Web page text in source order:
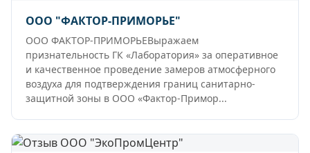
ООО "ФАКТОР-ПРИМОРЬЕ"
ООО ФАКТОР-ПРИМОРЬЕВыражаем
признательность ГК «Лаборатория» за оперативное
и качественное проведение замеров атмосферного
воздуха для подтверждения границ санитарно-
защитной зоны в ООО «Фактор-Примор...